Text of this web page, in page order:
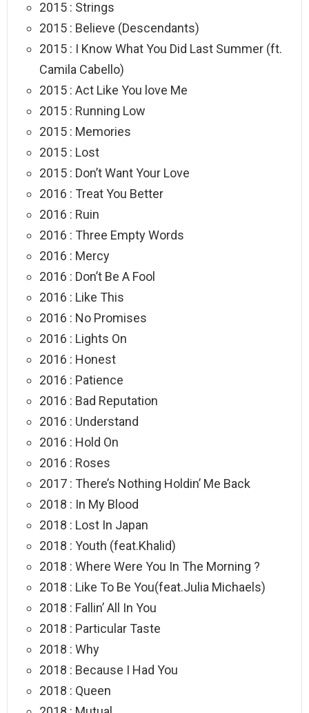
2015 : Strings
2015 : Believe (Descendants)
2015 : I Know What You Did Last Summer (ft.
Camila Cabello)
2015 : Act Like You love Me
2015 : Running Low
2015 : Memories
2015 : Lost
2015 : Don’t Want Your Love
2016 : Treat You Better
2016 : Ruin
2016 : Three Empty Words
2016 : Mercy
2016 : Don’t Be A Fool
2016 : Like This
2016 : No Promises
2016 : Lights On
2016 : Honest
2016 : Patience
2016 : Bad Reputation
2016 : Understand
2016 : Hold On
2016 : Roses
2017 : There’s Nothing Holdin’ Me Back
2018 : In My Blood
2018 : Lost In Japan
2018 : Youth (feat.Khalid)
2018 : Where Were You In The Morning ?
2018 : Like To Be You(feat.Julia Michaels)
2018 : Fallin’ All In You
2018 : Particular Taste
2018 : Why
2018 : Because I Had You
2018 : Queen